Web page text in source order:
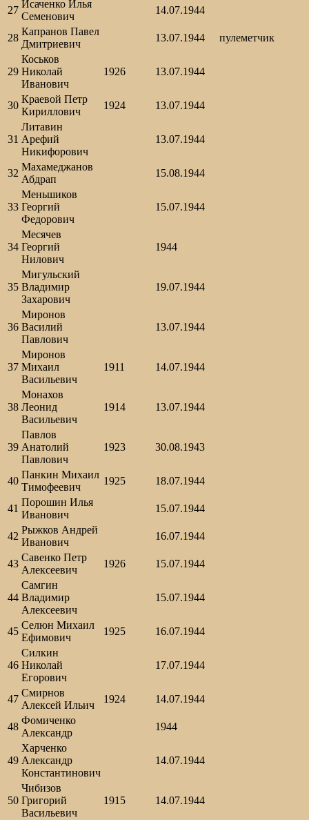
27
Исаченко Илья
Семенович
14.07.1944
28
Капранов Павел
Дмитриевич
13.07.1944 пулеметчик
29
Коськов
Николай
Иванович
1926 13.07.1944
30
Краевой Петр
Кириллович
1924 13.07.1944
31
Литавин
Арефий
Никифорович
13.07.1944
32
Махамеджанов
Абдрап
15.08.1944
33
Меньшиков
Георгий
Федорович
15.07.1944
34
Месячев
Георгий
Нилович
1944
35
Мигульский
Владимир
Захарович
19.07.1944
36
Миронов
Василий
Павлович
13.07.1944
37
Миронов
Михаил
Васильевич
1911 14.07.1944
38
Монахов
Леонид
Васильевич
1914 13.07.1944
39
Павлов
Анатолий
Павлович
1923 30.08.1943
40
Панкин Михаил
Тимофеевич
1925 18.07.1944
41
Порошин Илья
Иванович
15.07.1944
42
Рыжков Андрей
Иванович
16.07.1944
43
Савенко Петр
Алексеевич
1926 15.07.1944
44
Самгин
Владимир
Алексеевич
15.07.1944
45
Селюн Михаил
Ефимович
1925 16.07.1944
46
Силкин
Николай
Егорович
17.07.1944
47
Смирнов
Алексей Ильич
1924 14.07.1944
48
Фомиченко
Александр
1944
49
Харченко
Александр
Константинович
14.07.1944
50
Чибизов
Григорий
Васильевич
1915 14.07.1944